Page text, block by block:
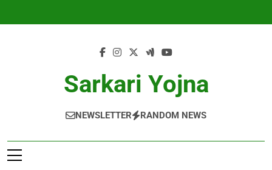
Sarkari Yojna
NEWSLETTER RANDOM NEWS